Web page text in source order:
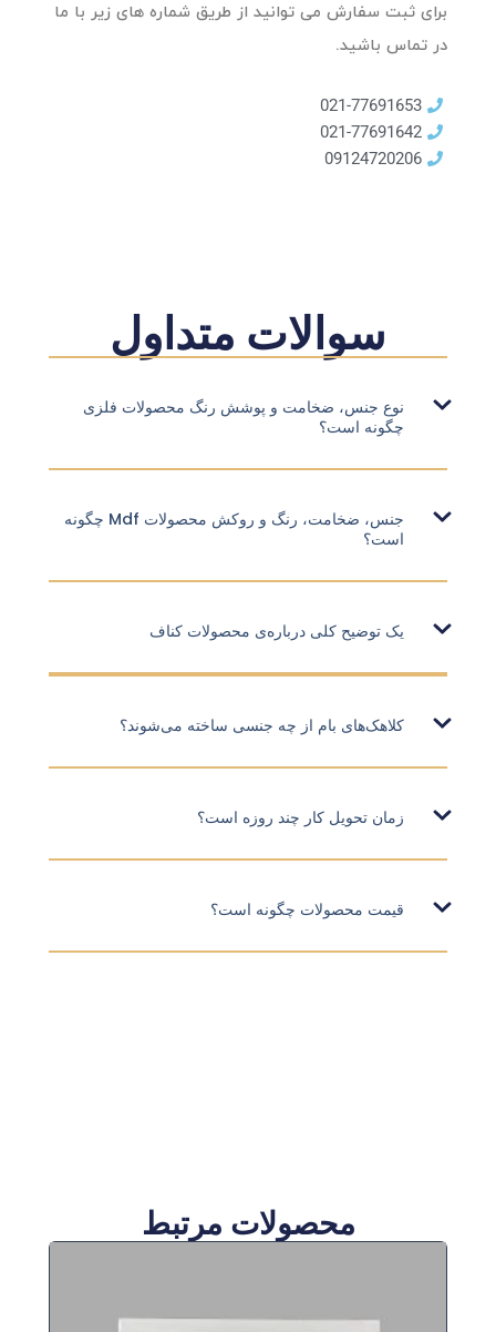
برای ثبت سفارش می توانید از طریق شماره های زیر با ما
در تماس باشید.
021-77691653
021-77691642
09124720206
سوالات متداول
نوع جنس، ضخامت و پوشش رنگ محصولات فلزی
چگونه است؟
جنس، ضخامت، رنگ و روکش محصولات Mdf چگونه
است؟
یک توضیح کلی درباره‌ی محصولات کناف
کلاهک‌های بام از چه جنسی ساخته می‌شوند؟
زمان تحویل کار چند روزه است؟
قیمت محصولات چگونه است؟
محصولات مرتبط